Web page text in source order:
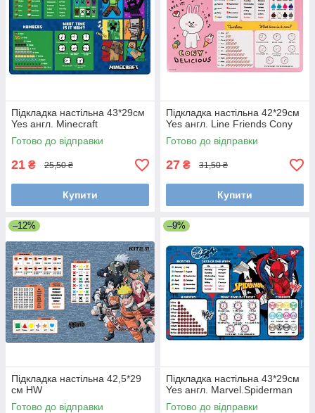
Підкладка настільна 43*29см
Yes англ. Minecraft
Готово до відправки
21 ₴ 25,50 ₴
Купити
Підкладка настільна 42*29см
Yes англ. Line Friends Cony
Готово до відправки
27 ₴ 31,50 ₴
Купити
–12%
Підкладка настільна 42,5*29
см HW
Готово до відправки
–9%
Підкладка настільна 43*29см
Yes англ. Marvel.Spiderman
Готово до відправки